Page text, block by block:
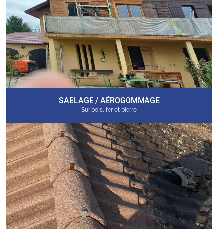
SABLAGE / AÉROGOMMAGE
Sur bois, fer et pierre